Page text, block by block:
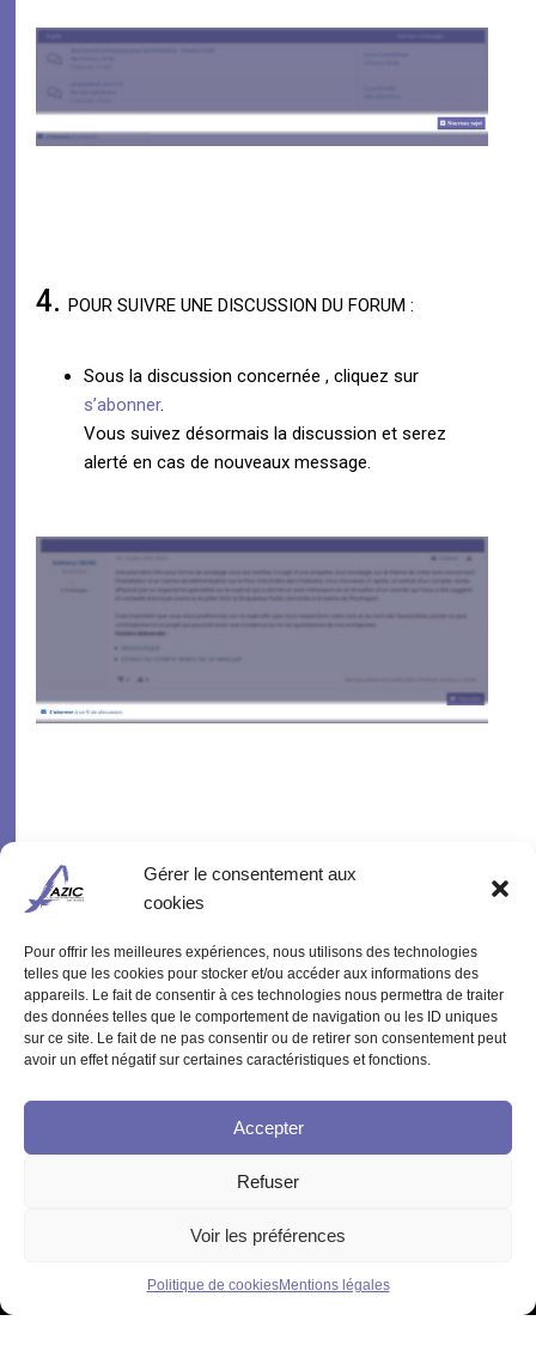
Gérer le consentement aux
cookies
Pour offrir les meilleures expériences, nous utilisons des technologies
telles que les cookies pour stocker et/ou accéder aux informations des
appareils. Le fait de consentir à ces technologies nous permettra de traiter
des données telles que le comportement de navigation ou les ID uniques
sur ce site. Le fait de ne pas consentir ou de retirer son consentement peut
avoir un effet négatif sur certaines caractéristiques et fonctions.
Accepter
Refuser
Voir les préférences
Politique de cookiesMentions légales
4. POUR SUIVRE UNE DISCUSSION DU FORUM :
Sous la discussion concernée , cliquez sur
s’abonner.
Vous suivez désormais la discussion et serez
alerté en cas de nouveaux message.
ABONNEZ-VOUS À NOTRENEWSLETTER
Mentions légales| Réalisation